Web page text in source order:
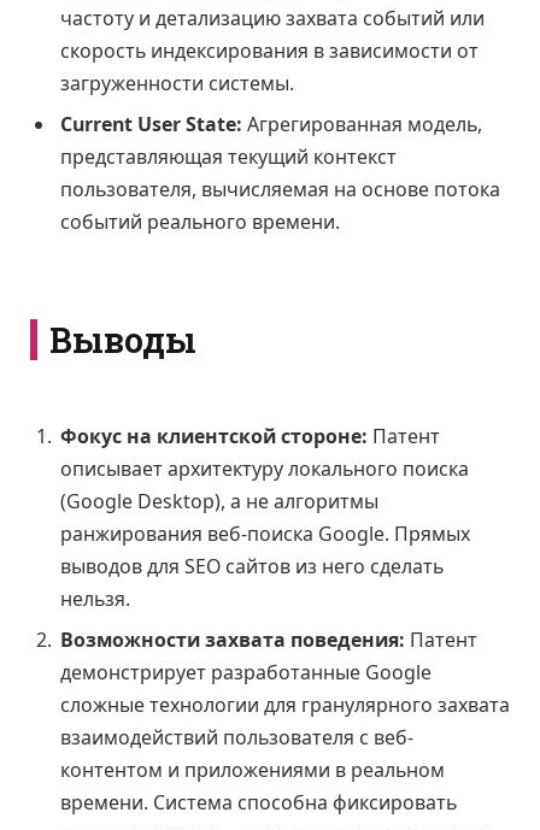
частоту и детализацию захвата событий или
скорость индексирования в зависимости от
загруженности системы.
Current User State: Агрегированная модель,
представляющая текущий контекст
пользователя, вычисляемая на основе потока
событий реального времени.
Выводы
Фокус на клиентской стороне: Патент
описывает архитектуру локального поиска
(Google Desktop), а не алгоритмы
ранжирования веб-поиска Google. Прямых
выводов для SEO сайтов из него сделать
нельзя.
Возможности захвата поведения: Патент
демонстрирует разработанные Google
сложные технологии для гранулярного захвата
взаимодействий пользователя с веб-
контентом и приложениями в реальном
времени. Система способна фиксировать